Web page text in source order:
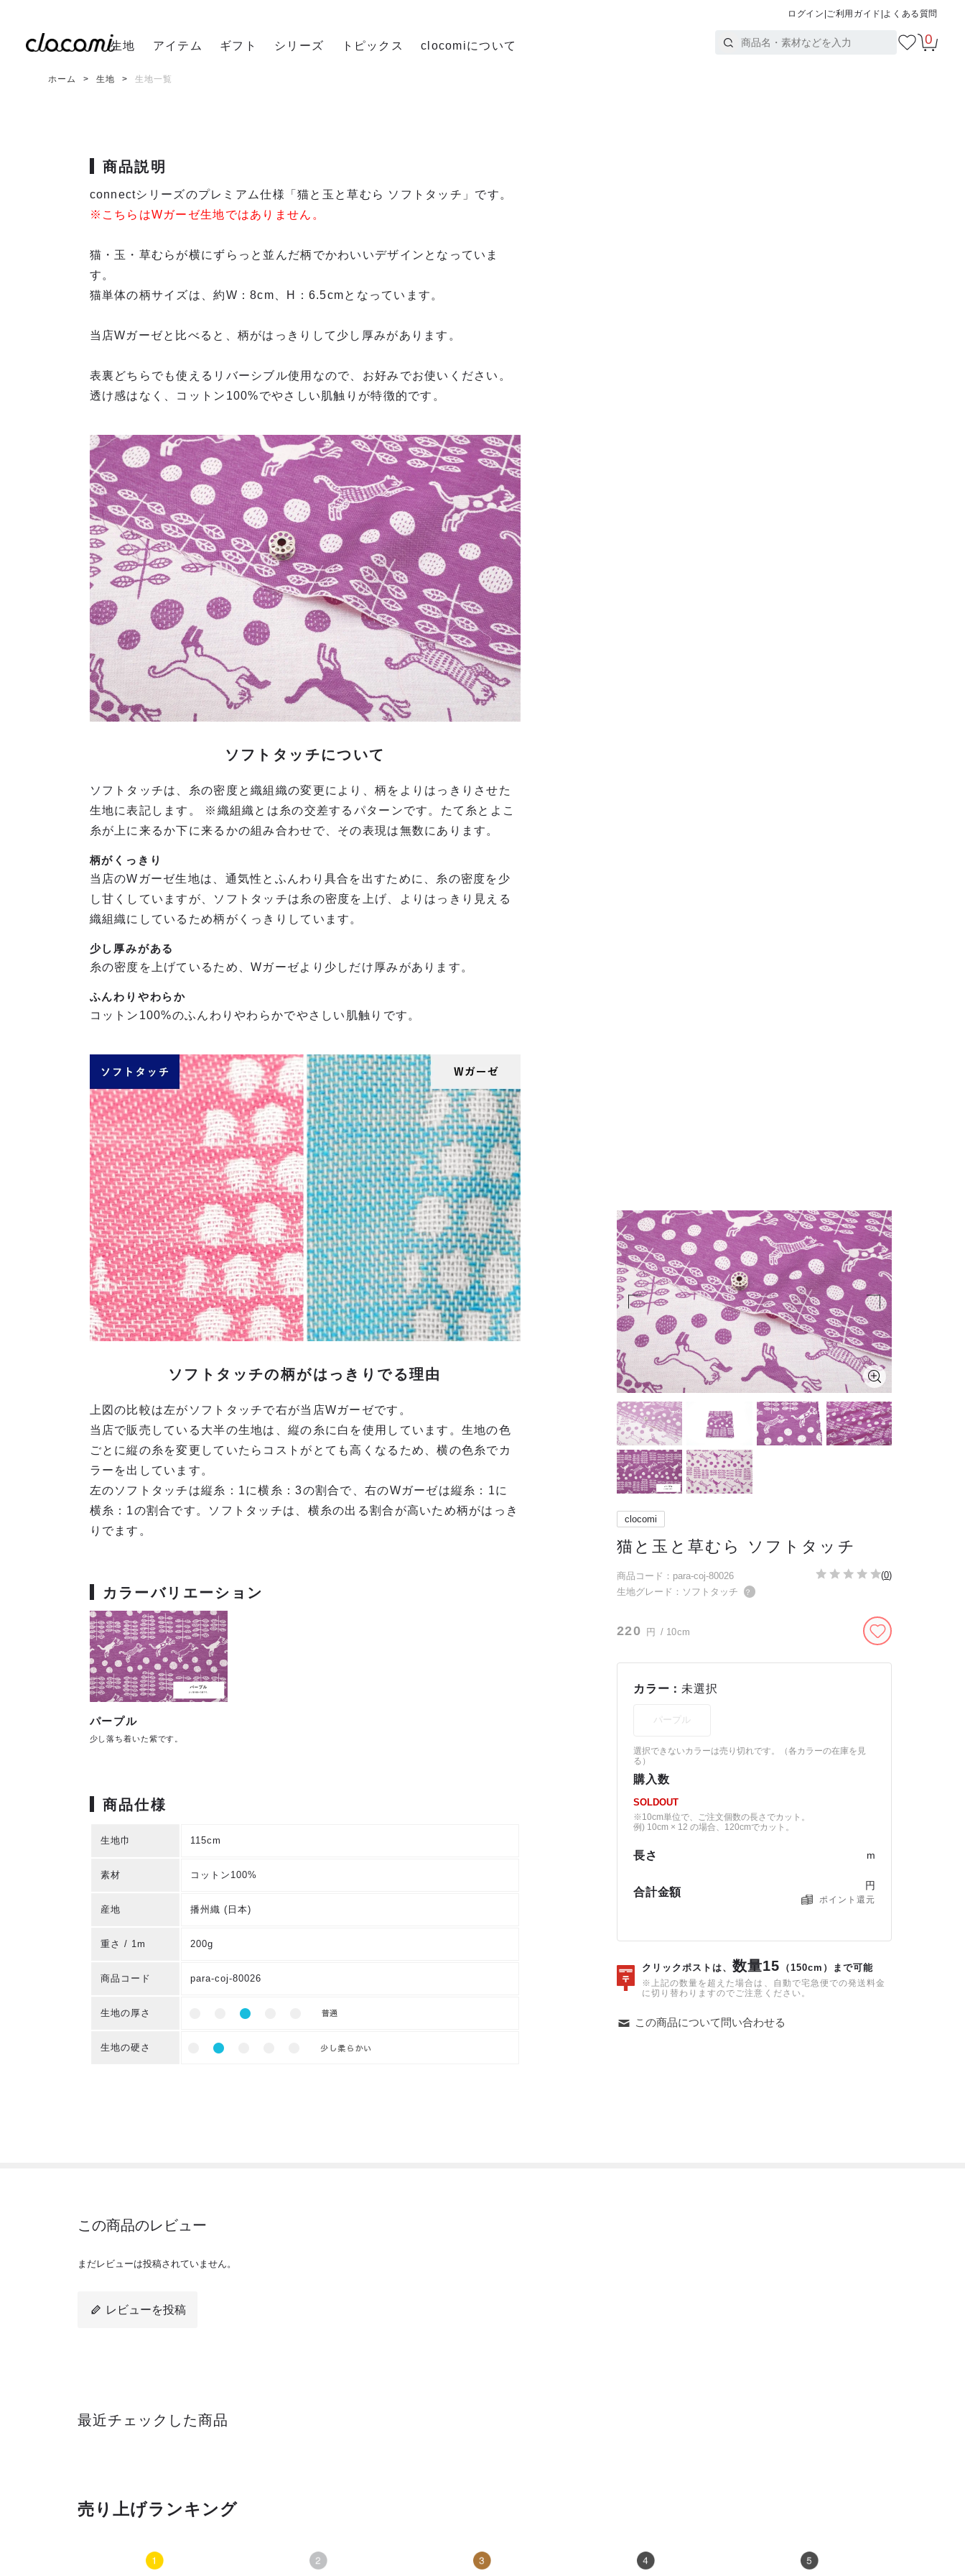
ログイン ご利用ガイド よくある質問
生地 アイテム ギフト シリーズ トピックス clocomiについて 0
ホーム 生地 生地一覧
clocomi
猫と玉と草むら ソフトタッチ
商品コード：para-coj-80026
生地グレード：ソフトタッチ
？
(0)
220 円 / 10cm
カラー： 未選択
パープル
選択できないカラーは売り切れです。（各カラーの在庫を見
る ）
購入数
SOLDOUT
※10cm単位で、ご注文個数の長さでカット。
例) 10cm × 12 の場合、120cmでカット。
長さ m
合計金額
円
ポイント還元
クリックポストは、数量15 （150cm）まで可能
※上記の数量を超えた場合は、自動で宅急便での発送料金
に切り替わりますのでご注意ください。
この商品について問い合わせる
商品説明
connectシリーズのプレミアム仕様「猫と玉と草むら ソフトタッチ」です。
※こちらはWガーゼ生地ではありません。
猫・玉・草むらが横にずらっと並んだ柄でかわいいデザインとなっていま
す。
猫単体の柄サイズは、約W：8cm、H：6.5cmとなっています。
当店Wガーゼと比べると、柄がはっきりして少し厚みがあります。
表裏どちらでも使えるリバーシブル使用なので、お好みでお使いください。
透け感はなく、コットン100%でやさしい肌触りが特徴的です。
ソフトタッチについて
ソフトタッチは、糸の密度と織組織の変更により、柄をよりはっきりさせた
生地に表記します。 ※織組織とは糸の交差するパターンです。たて糸とよこ
糸が上に来るか下に来るかの組み合わせで、その表現は無数にあります。
柄がくっきり
当店のWガーゼ生地は、通気性とふんわり具合を出すために、糸の密度を少
し甘くしていますが、ソフトタッチは糸の密度を上げ、よりはっきり見える
織組織にしているため柄がくっきりしています。
少し厚みがある
糸の密度を上げているため、Wガーゼより少しだけ厚みがあります。
ふんわりやわらか
コットン100%のふんわりやわらかでやさしい肌触りです。
ソフトタッチの柄がはっきりでる理由
上図の比較は左がソフトタッチで右が当店Wガーゼです。
当店で販売している大半の生地は、縦の糸に白を使用しています。生地の色
ごとに縦の糸を変更していたらコストがとても高くなるため、横の色糸でカ
ラーを出しています。
左のソフトタッチは縦糸：1に横糸：3の割合で、右のWガーゼは縦糸：1に
横糸：1の割合です。ソフトタッチは、横糸の出る割合が高いため柄がはっき
りでます。
カラーバリエーション
パープル
少し落ち着いた紫です。
商品仕様
生地巾 115cm
素材 コットン100%
産地 播州織 (日本)
重さ / 1m 200g
商品コード para-coj-80026
生地の厚さ
生地の硬さ
この商品のレビュー
まだレビューは投稿されていません。
レビューを投稿
最近チェックした商品
売り上げランキング